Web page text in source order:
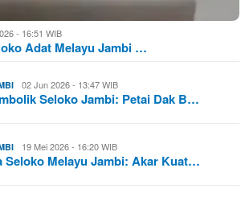
- 16:51 WIB
Adat Melayu Jambi …
02 Jun 2026 - 13:47 WIB
Seloko Jambi: Petai Dak B…
19 Mei 2026 - 16:20 WIB
Seloko Melayu Jambi: Akar Kuat…